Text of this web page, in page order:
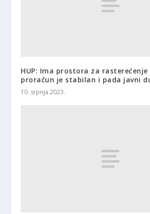
HUP: Ima prostora za rasterećenje
proračun je stabilan i pada javni
10. srpnja 2023.